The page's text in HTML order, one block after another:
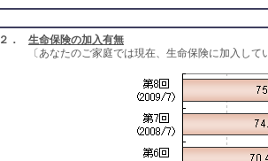
２．
生命保険の加入有無
〔あなたのご家庭では現在、生命保険に加入して